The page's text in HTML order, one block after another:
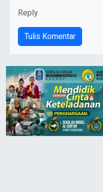
Reply
Tulis Komentar